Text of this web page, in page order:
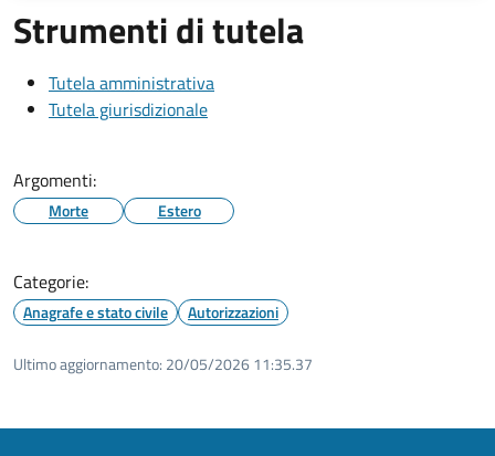
Strumenti di tutela
Tutela amministrativa
Tutela giurisdizionale
Argomenti:
Morte Estero
Categorie:
Anagrafe e stato civile Autorizzazioni
Ultimo aggiornamento: 20/05/2026 11:35.37